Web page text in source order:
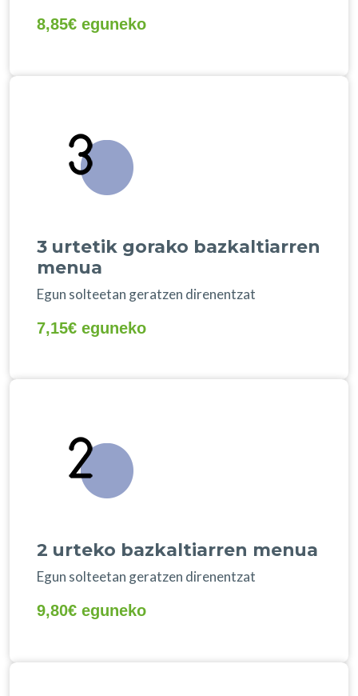
8,85€ eguneko
3 urtetik gorako bazkaltiarren
menua
Egun solteetan geratzen direnentzat
7,15€ eguneko
2 urteko bazkaltiarren menua
Egun solteetan geratzen direnentzat
9,80€ eguneko